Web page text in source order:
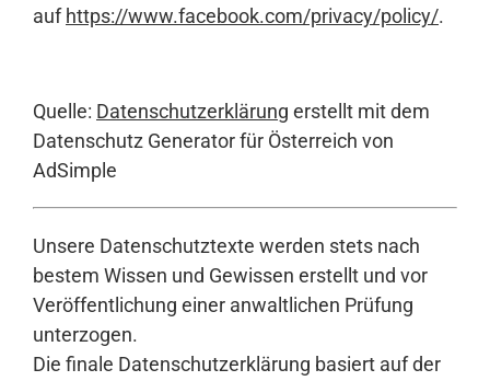
auf https://www.facebook.com/privacy/policy/.
Quelle: Datenschutzerklärung erstellt mit dem
Datenschutz Generator für Österreich von
AdSimple
Unsere Datenschutztexte werden stets nach
bestem Wissen und Gewissen erstellt und vor
Veröffentlichung einer anwaltlichen Prüfung
unterzogen.
Die finale Datenschutzerklärung basiert auf der